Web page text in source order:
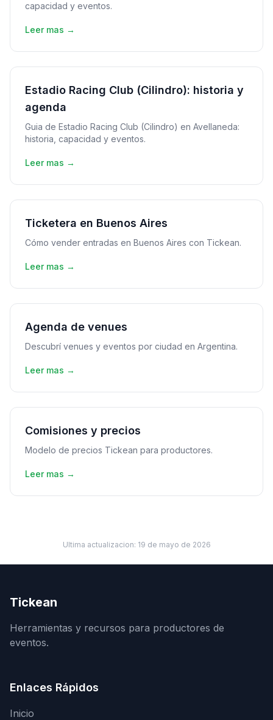
capacidad y eventos.
Leer mas →
Estadio Racing Club (Cilindro): historia y
agenda
Guia de Estadio Racing Club (Cilindro) en Avellaneda:
historia, capacidad y eventos.
Leer mas →
Ticketera en Buenos Aires
Cómo vender entradas en Buenos Aires con Tickean.
Leer mas →
Agenda de venues
Descubrí venues y eventos por ciudad en Argentina.
Leer mas →
Comisiones y precios
Modelo de precios Tickean para productores.
Leer mas →
Ultima actualizacion: 19 de mayo de 2026
Tickean
Herramientas y recursos para productores de
eventos.
Enlaces Rápidos
Inicio